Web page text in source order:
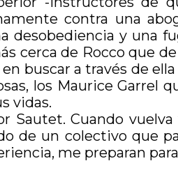
contra una
desobediencia y una
cerca de Rocco que
buscar a través de ella
los Maurice Garrel
vidas.
Sautet. Cuando
de un colectivo que
me preparan